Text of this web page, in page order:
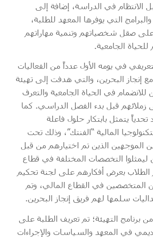
الانتظام في الدراسة، إضافة إلى
التي يوفرها المعهد للطلبة،
صقل شخصياتهم وتنمية مهاراتهم
الجامعية.
في يومه الأول عدداً من الفعاليات
مع إنجاز البحرين، والتي هدفت إلى تهيئة
للانضمام في الحياة الجامعية والتعرف
زملائهم قبل بدء الفصل الدراسي. كما
يتمثل بابتكار حلول فاعلة
المالية “الفنتك”، وذلك تحت
الموجهين الذين تم اختيارهم من قبل
ليمثلوا التخصصات المختلفة في قطاع
الطلاب بعرض أفكارهم على لجنة تحكيم
المتخصصين في القطاع المالي، وتم
سلمها لهم فريق إنجاز البحرين.
برنامج التهيئة؛ تم تعريف الطلبة على
في المعهد والسياسات والإجراءات